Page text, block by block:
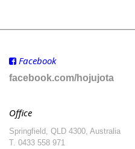
Facebook
facebook.com/hojujota
Office
Springfield, QLD 4300, Australia
T. 0433 558 971